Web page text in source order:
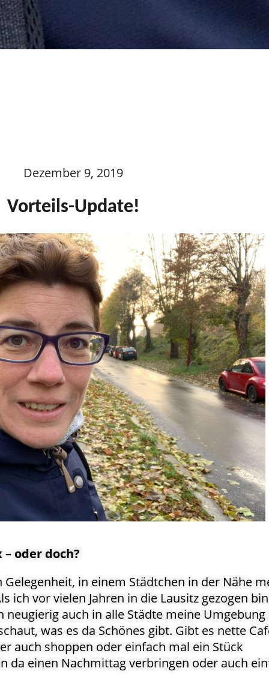
Dezember 9, 2019
Vorteils-Update!
oder doch?
Gelegenheit, in einem Städtchen in der Nähe
ich vor vielen Jahren in die Lausitz gezogen
neugierig auch in alle Städte meine
was es da Schönes gibt. Gibt es nette
auch shoppen oder einfach mal ein Stück
da einen Nachmittag verbringen oder auch